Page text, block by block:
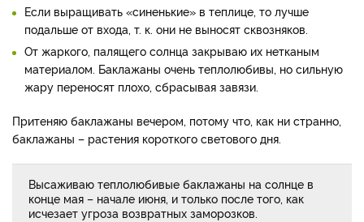
Если выращивать «синенькие» в теплице, то лучше
подальше от входа, т. к. они не выносят сквозняков.
От жаркого, палящего солнца закрываю их нетканым
материалом. Баклажаны очень теплолюбивы, но сильную
жару переносят плохо, сбрасывая завязи.
Притеняю баклажаны вечером, потому что, как ни странно,
баклажаны – растения короткого светового дня.
Высаживаю теплолюбивые баклажаны на солнце в
конце мая – начале июня, и только после того, как
исчезает угроза возвратных заморозков.